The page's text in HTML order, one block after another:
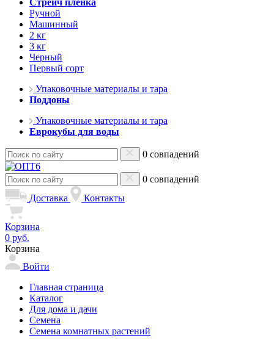
Стрейч пленка
Ручной
Машинный
2 кг
3 кг
Черный
Первый сорт
Упаковочные материалы и тара
Поддоны
Упаковочные материалы и тара
Еврокубы для воды
0 совпадений
0 совпадений
Доставка
Контакты
Корзина
0 руб.
Корзина
Войти
Главная страница
Каталог
Для дома и дачи
Семена
Семена комнатных растений